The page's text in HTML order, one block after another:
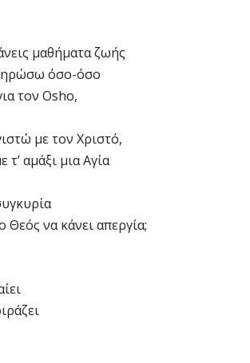
μαθήματα ζωής
όσο-όσο
τον Osho,
με τον Χριστό,
τ’ αμάξι μια Αγία
να κάνει απεργία;